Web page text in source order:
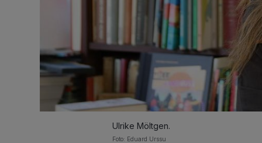
Ulrike Möltgen.
Foto: Eduard Urssu